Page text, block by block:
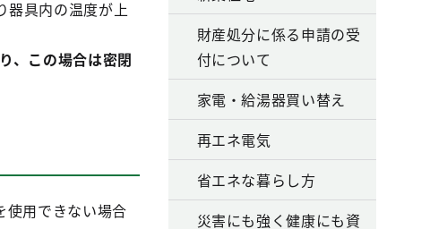
器具内の温度が上
、この場合は密閉
使用できない場合
財産処分に係る申請の受
付について
家電・給湯器買い替え
再エネ電気
省エネな暮らし方
災害にも強く健康にも資